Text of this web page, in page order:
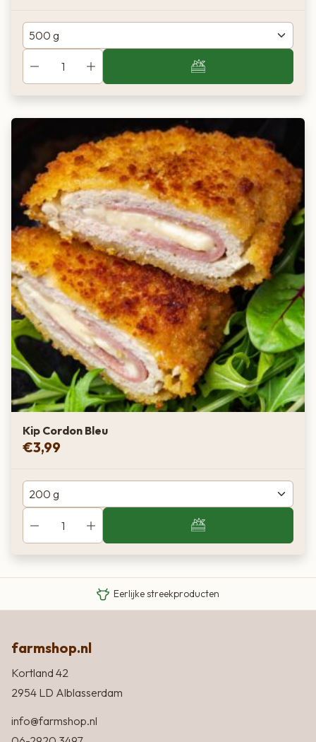
Kip Cordon Bleu
€3,99
Eigen Limousin runderen
Eerlijke streekproducten
farmshop.nl
Kortland 42
2954 LD Alblasserdam
info@farmshop.nl